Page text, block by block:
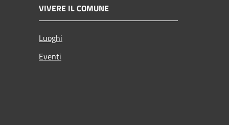
VIVERE IL COMUNE
Luoghi
Eventi